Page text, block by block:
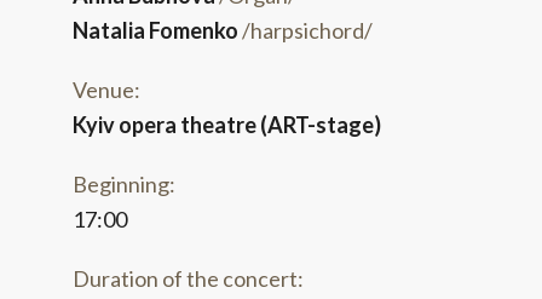
Natalia Fomenko/harpsichord/
Venue:
Kyiv opera theatre (ART-stage)
Beginning:
17:00
Duration of the concert: